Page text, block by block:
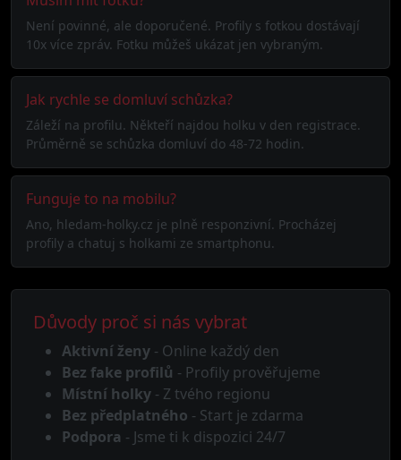
Není povinné, ale doporučené. Profily s fotkou dostávají
10x více zpráv. Fotku můžeš ukázat jen vybraným.
Jak rychle se domluví schůzka?
Záleží na profilu. Někteří najdou holku v den registrace.
Průměrně se schůzka domluví do 48-72 hodin.
Funguje to na mobilu?
Ano, hledam-holky.cz je plně responzivní. Procházej
profily a chatuj s holkami ze smartphonu.
Důvody proč si nás vybrat
Aktivní ženy - Online každý den
Bez fake profilů - Profily prověřujeme
Místní holky - Z tvého regionu
Bez předplatného - Start je zdarma
Podpora - Jsme ti k dispozici 24/7